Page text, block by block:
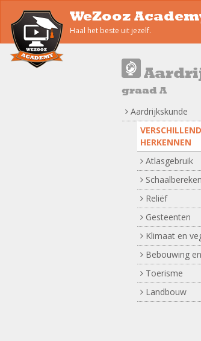
WeZooz
Haal het beste uit jezelf.
graad A
Aardrijkskunde
HERKENNEN
Atlasgebruik
Reliëf
Gesteenten
Klimaat en
Bebouwing
Toerisme
Landbouw